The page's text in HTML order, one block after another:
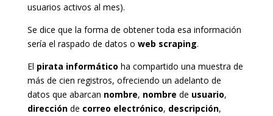
usuarios activos al mes).
Se dice que la forma de obtener toda esa información
sería el raspado de datos o web scraping.
El pirata informático ha compartido una muestra de
más de cien registros, ofreciendo un adelanto de
datos que abarcan nombre, nombre de usuario,
direcciónde correo electrónico, descripción,